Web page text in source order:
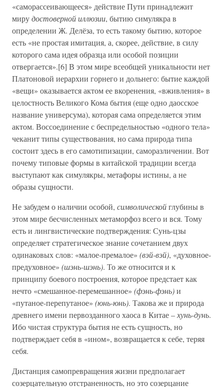
«саморассеивающееся» действие Пути принадлежит
мирудостоверной иллюзии, бытию симулякра в
определении Ж. Делёза, то есть такому бытию, которое
есть «не простая имитация, а, скорее, действие, в силу
которого сама идея образца или особой позиции
отвергается».[6] В этом мире всеобщей уникальности нет
Платоновой иерархии горнего и дольнего: бытие каждой
«вещи» оказывается актом ее вкоренения, «вживления» в
целостность Великого Кома бытия (еще одно даосское
название универсума), которая сама определяется этим
актом. Воссоединение с беспредельностью «одного тела»
чеканит типы существования, но сама природа типа
состоит здесь в его самотипизации, саморазличении. Вот
почему типовые формы в китайской традиции всегда
выступают как симулякры, метафоры истины, а не
образы сущности.
Не забудем о наличии особой, символическойглубины в
этом мире бесчисленных метаморфоз всего и вся. Тому
есть и лингвистические подтверждения: Сунь-цзы
определяет стратегическое знание сочетанием двух
одинаковых слов: «малое-премалое» (вэй-вэй), «духовное-
предуховное» (шэнь-шэнь). То же относится и к
принципу боевого построения, которое предстает как
нечто «смешанное-перемешанное» (фэнь-фэнь)и
«путаное-перепутаное» (юнь-юнь). Такова же и природа
древнего имени первозданного хаоса в Китае –хунь-дунь.
Ибо чистая структура бытия не есть сущность, но
подтверждает себя в «ином», возвращается к себе, теряя
себя.
Дистанция самопревращения жизни предполагает
созерцательную отстраненность, но это созерцание